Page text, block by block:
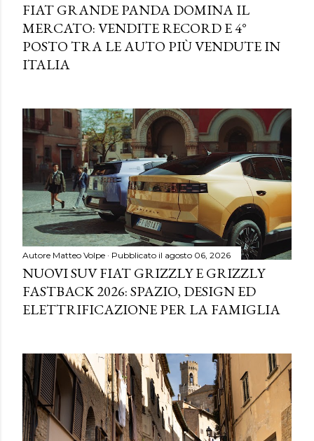
FIAT GRANDE PANDA DOMINA IL
MERCATO: VENDITE RECORD E 4°
POSTO TRA LE AUTO PIÙ VENDUTE IN
ITALIA
Autore Matteo Volpe Pubblicato il agosto 06, 2026
NUOVI SUV FIAT GRIZZLY E GRIZZLY
FASTBACK 2026: SPAZIO, DESIGN ED
ELETTRIFICAZIONE PER LA FAMIGLIA